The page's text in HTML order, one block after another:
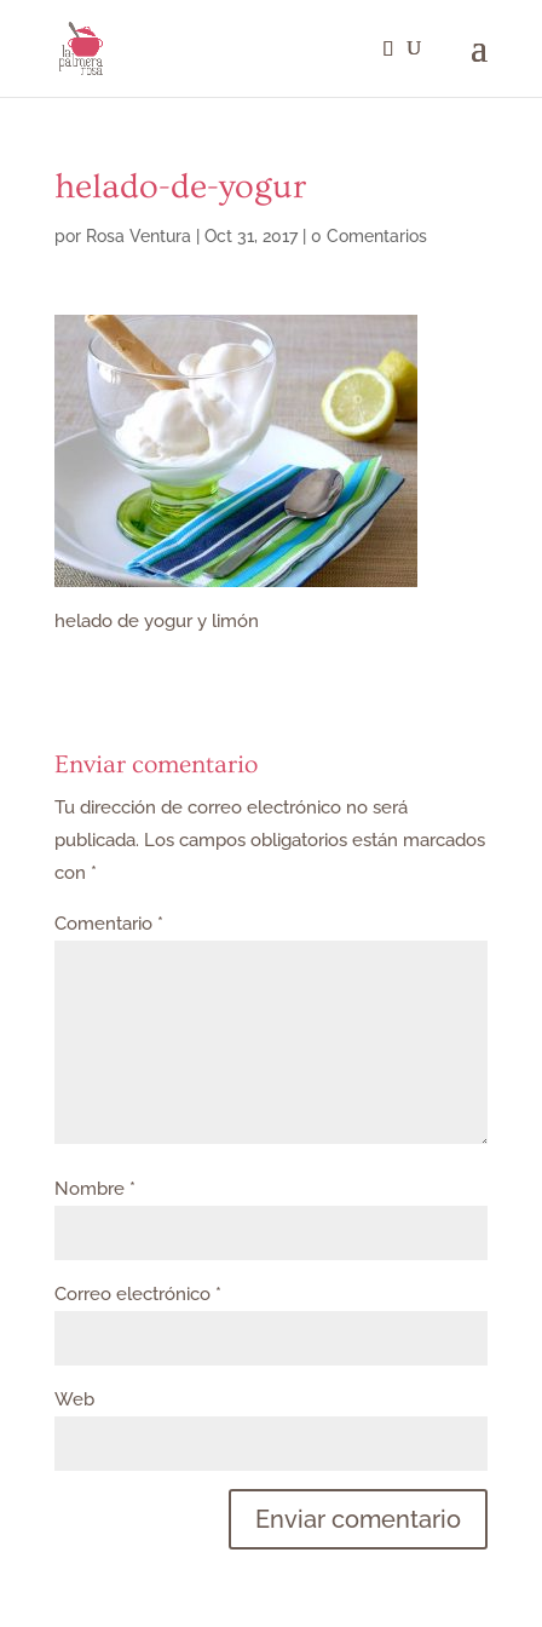
helado-de-yogur
por Rosa Ventura Oct 31, 2017| 0 Comentarios
helado de yogur y limón
Enviar comentario
Tu dirección de correo electrónico no será
publicada. Los campos obligatorios están marcados
con *
Comentario *
Nombre *
Correo electrónico *
Web